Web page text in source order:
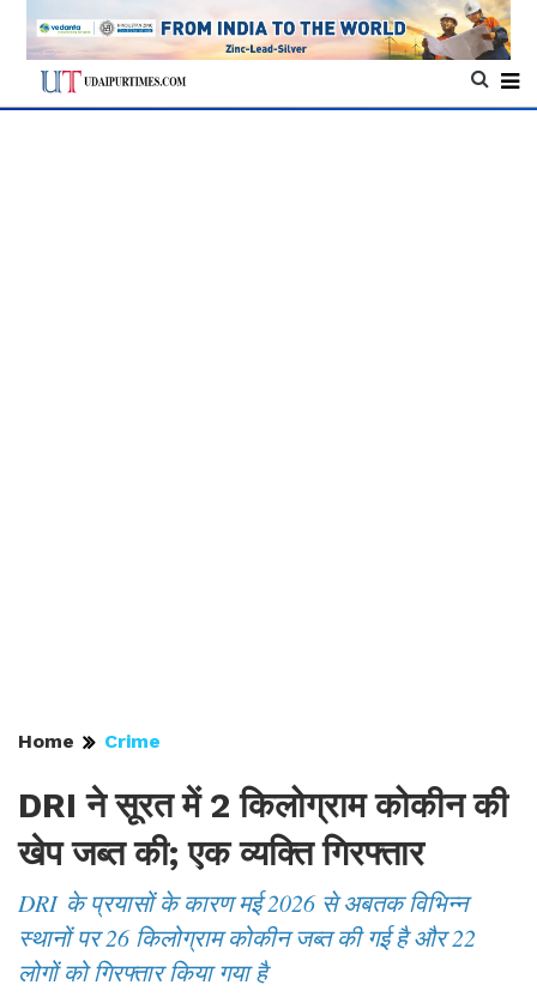
Home Crime
DRI ने सूरत में 2 किलोग्राम कोकीन की
खेप जब्त की; एक व्यक्ति गिरफ्तार
DRI के प्रयासों के कारण मई 2026 से अबतक विभिन्न
स्थानों पर 26 किलोग्राम कोकीन जब्त की गई है और 22
लोगों को गिरफ्तार किया गया है